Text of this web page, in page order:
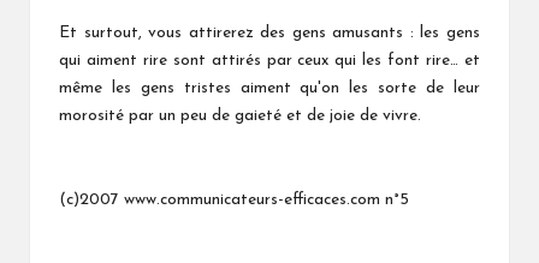
Et surtout, vous attirerez des gens amusants : les gens
qui aiment rire sont attirés par ceux qui les font rire… et
même les gens tristes aiment qu'on les sorte de leur
morosité par un peu de gaieté et de joie de vivre.
(c)2007 www.communicateurs-efficaces.com n°5